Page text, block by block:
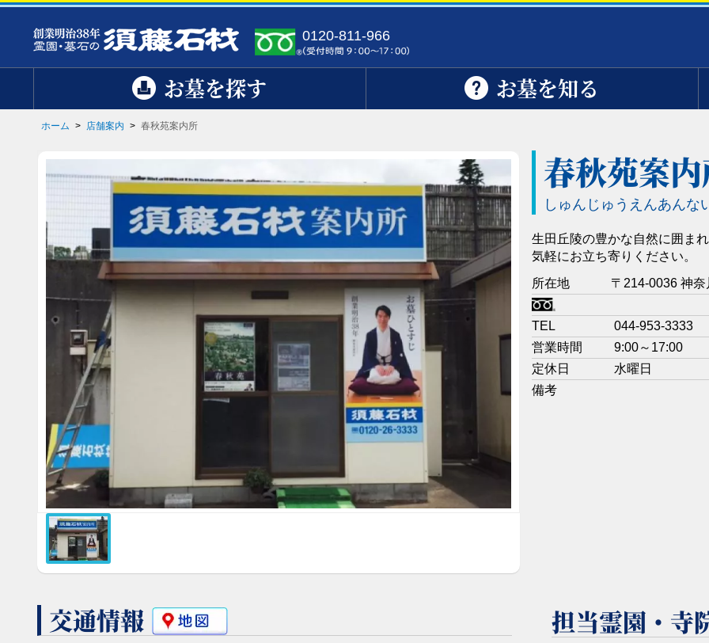
0120-811-966
お墓を探す お墓を知る
ホーム > 店舗案内 > 春秋苑案内所
春秋苑案
しゅんじゅうえんあんな
生田丘陵の豊かな自然に囲ま
気軽にお立ち寄りください。
所在地
〒214-0036 神
TEL
044-953-3333
営業時間
9:00～17:00
定休日
水曜日
備考
交通情報 担当霊園・寺